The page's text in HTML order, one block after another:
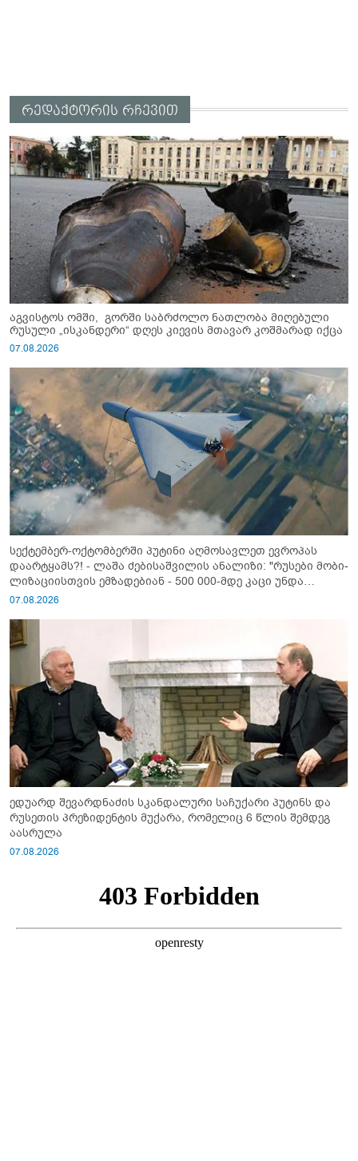
რედაქტორის რჩევით
აგვისტოს ომში, გორში საბრძოლო ნათლობა მიღებული
რუსული „ისკანდერი“ დღეს კიევის მთავარ კოშმარად იქცა
07.08.2026
სექტემბერ-ოქტომბერში პუტინი აღმოსავლეთ ევროპას
დაარტყამს?! - ლაშა ძებისაშვილის ანალიზი: "რუსები მობი­
ლიზაციისთვის ემზადებიან - 500 000-მდე კაცი უნდა
გაიწვიონ ომში"
07.08.2026
ედუარდ შევარდნაძის სკანდალური საჩუქარი პუტინს და
რუსეთის პრეზიდენტის მუქარა, რომელიც 6 წლის შემდეგ
აასრულა
07.08.2026